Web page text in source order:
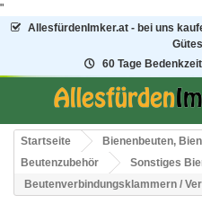
"
AllesfürdenImker.at - bei uns
60 Tage
Startseite
Bienenbeuten,
Beutenzubehör
Sonstiges
Beutenverbindungsklammern /